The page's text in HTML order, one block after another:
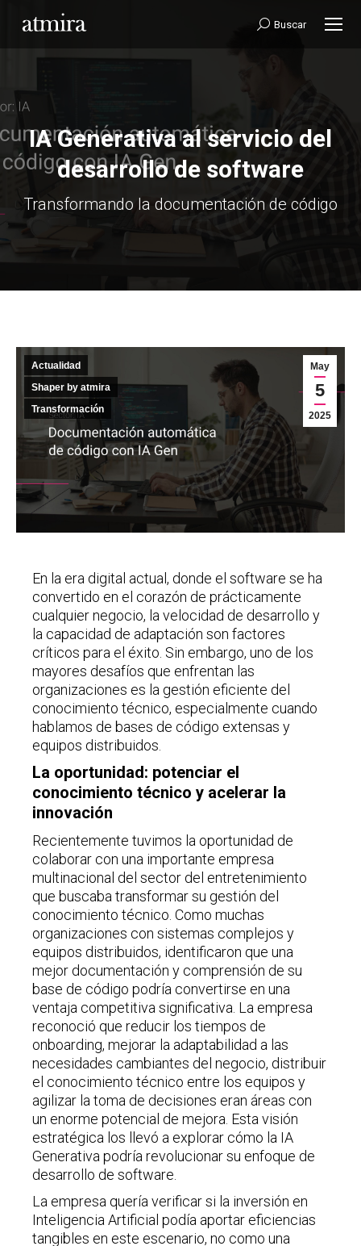
Buscar:
Buscar
IA Generativa al servicio del
desarrollo de software
Transformando la documentación de código
Estás aquí:
May
5
2025
Actualidad
Shaper by atmira
Transformación
En la era digital actual, donde el software se ha
convertido en el corazón de prácticamente
cualquier negocio, la velocidad de desarrollo y
la capacidad de adaptación son factores
críticos para el éxito. Sin embargo, uno de los
mayores desafíos que enfrentan las
organizaciones es la gestión eficiente del
conocimiento técnico, especialmente cuando
hablamos de bases de código extensas y
equipos distribuidos.
La oportunidad: potenciar el
conocimiento técnico y acelerar la
innovación
Recientemente tuvimos la oportunidad de
colaborar con una importante empresa
multinacional del sector del entretenimiento
que buscaba transformar su gestión del
conocimiento técnico. Como muchas
organizaciones con sistemas complejos y
equipos distribuidos, identificaron que una
mejor documentación y comprensión de su
base de código podría convertirse en una
ventaja competitiva significativa. La empresa
reconoció que reducir los tiempos de
onboarding, mejorar la adaptabilidad a las
necesidades cambiantes del negocio, distribuir
el conocimiento técnico entre los equipos y
agilizar la toma de decisiones eran áreas con
un enorme potencial de mejora. Esta visión
estratégica los llevó a explorar cómo la IA
Generativa podría revolucionar su enfoque de
desarrollo de software.
La empresa quería verificar si la inversión en
Inteligencia Artificial podía aportar eficiencias
tangibles en este escenario, no como una